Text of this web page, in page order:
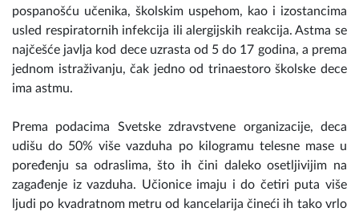
pospanošću učenika, školskim uspehom, kao i izostancima
usled respiratornih infekcija ili alergijskih reakcija. Astma se
najčešće javlja kod dece uzrasta od 5 do 17 godina, a prema
jednom istraživanju, čak jedno od trinaestoro školske dece
ima astmu.
Prema podacima Svetske zdravstvene organizacije, deca
udišu do 50% više vazduha po kilogramu telesne mase u
poređenju sa odraslima, što ih čini daleko osetljivijim na
zagađenje iz vazduha. Učionice imaju i do četiri puta više
ljudi po kvadratnom metru od kancelarija čineći ih tako vrlo